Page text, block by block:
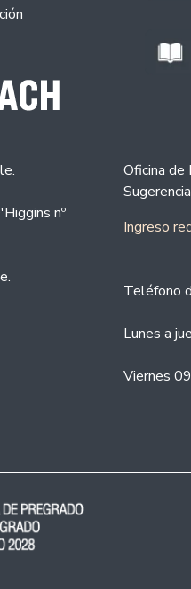
nº
Oficina de
Ingreso
Teléfono
Lunes a
Viernes